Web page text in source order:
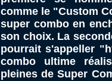
comme le "Custom
super combo en
son choix. La
pourrait s'appeller
combo ultime
pleines de Super